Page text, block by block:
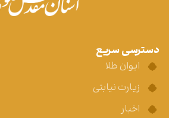
دسترسی سریع
ایوان طلا
زیارت نیابتی
اخبار